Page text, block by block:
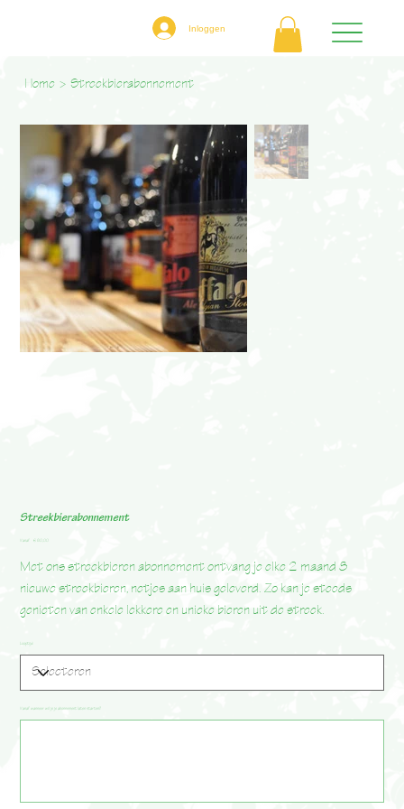
Inloggen
Home > Streekbierabonnement
Streekbierabonnement
Vanaf Prijs
€ 80,00
Met ons streekbieren abonnement ontvang je elke 2 maand 8
nieuwe streekbieren, netjes aan huis geleverd. Zo kan je steeds
genieten van enkele lekkere en unieke bieren uit de streek.
Looptijd
Vanaf wanneer wil je je abonnement laten starten?